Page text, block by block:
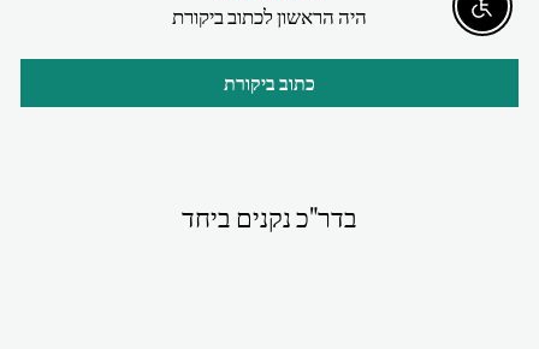
היה הראשון לכתוב ביקורת
כתוב ביקורת
בדר"כ נקנים ביחד
Enable accessibility